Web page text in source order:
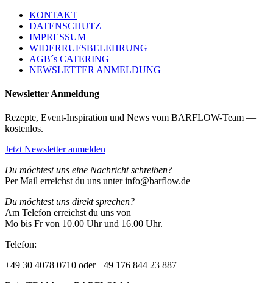
KONTAKT
DATENSCHUTZ
IMPRESSUM
WIDERRUFSBELEHRUNG
AGB´s CATERING
NEWSLETTER ANMELDUNG
Newsletter Anmeldung
Rezepte, Event-Inspiration und News vom BARFLOW-Team —
kostenlos.
Jetzt Newsletter anmelden
Du möchtest uns eine Nachricht schreiben?
Per Mail erreichst du uns unter info@barflow.de
Du möchtest uns direkt sprechen?
Am Telefon erreichst du uns von
Mo bis Fr von 10.00 Uhr und 16.00 Uhr.
Telefon:
+49 30 4078 0710 oder +49 176 844 23 887